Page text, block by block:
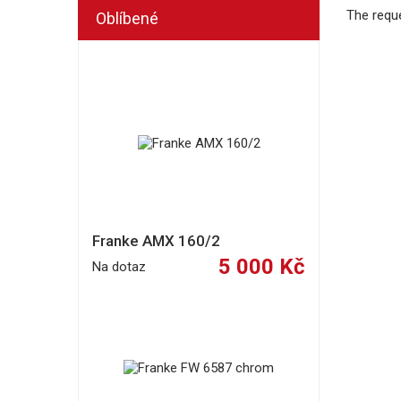
The
Oblíbené
Franke AMX 160/2
Na dotaz 5 000 Kč